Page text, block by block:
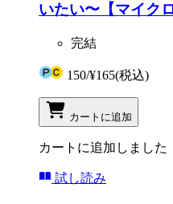
いたい〜【マイク
完結
150/¥165(税込)
カートに追加
カートに追加しました
試し読み